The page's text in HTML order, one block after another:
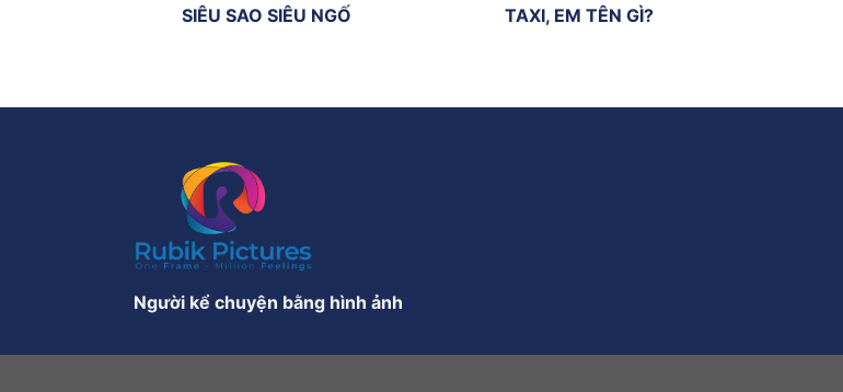
SIÊU SAO SIÊU NGỐ TAXI, EM TÊN GÌ?
Người kể chuyện bằng hình ảnh